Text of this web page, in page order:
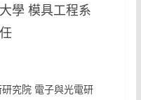
學 模具工程系
究院 電子與光電研